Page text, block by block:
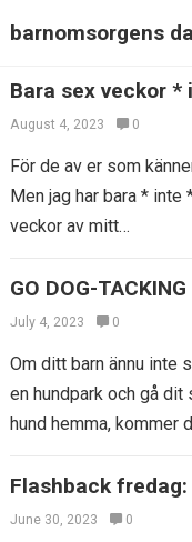
barnomsorgens
Bara sex veckor *
August 4, 2023 0
För de av er som
Men jag har bara *
veckor av mitt…
GO DOG-TACKING
July 4, 2023 0
Om ditt barn ännu inte
en hundpark och gå dit
hund hemma, kommer
Flashback
June 30, 2023 0